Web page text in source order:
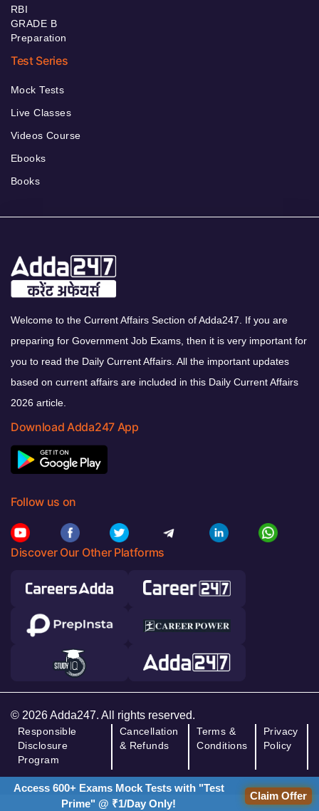
RBI
GRADE B
Preparation
Test Series
Mock Tests
Live Classes
Videos Course
Ebooks
Books
Welcome to the Current Affairs Section of Adda247. If you are
preparing for Government Job Exams, then it is very important for
you to read the Daily Current Affairs. All the important updates
based on current affairs are included in this Daily Current Affairs
2026 article.
Download Adda247 App
Follow us on
Discover Our Other Platforms
© 2026 Adda247. All rights reserved.
Responsible
Disclosure
Program
Cancellation
& Refunds
Terms &
Conditions
Privacy
Policy
Access 600+ Exams Mock Tests with "Test
Prime" @ ₹1/Day Only!
Claim Offer